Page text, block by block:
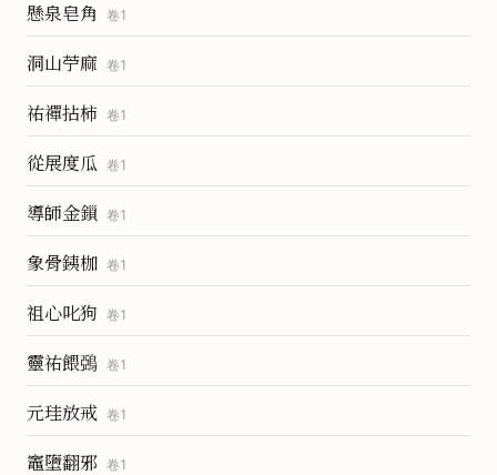
懸泉皂角 卷1
洞山苧麻 卷1
祐禪拈柿 卷1
從展度瓜 卷1
導師金鎻 卷1
象骨銕枷 卷1
祖心叱狗 卷1
靈祐餵鵶 卷1
元珪放戒 卷1
竈墮翻邪 卷1